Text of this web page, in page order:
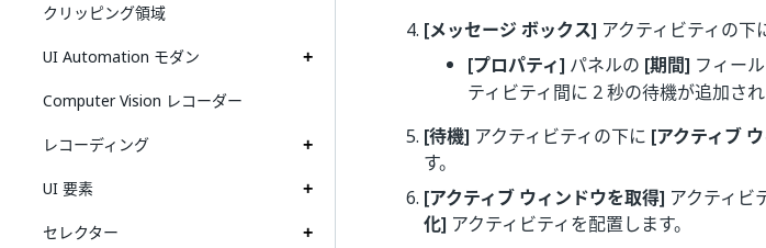
クリッピング領域
UI Automation モダン
Computer Vision レコーダー
レコーディング
UI 要素
セレクター
[メッセージ ボックス] アクティビティの下
[プロパティ] パネルの [期間] フィー
ティビティ間に 2 秒の待機が追加され
[待機] アクティビティの下に [アクティブ
す。
[アクティブ ウィンドウを取得] アクティビ
化] アクティビティを配置します。